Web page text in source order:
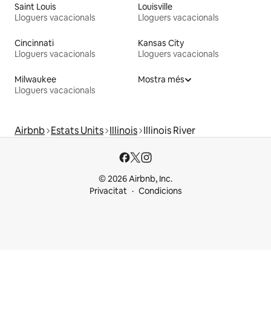
Saint Louis
Lloguers vacacionals
Louisville
Lloguers vacacionals
Cincinnati
Lloguers vacacionals
Kansas City
Lloguers vacacionals
Milwaukee
Lloguers vacacionals
Mostra més
Airbnb Estats Units Illinois Illinois River
© 2026 Airbnb, Inc.
Privacitat
Condicions